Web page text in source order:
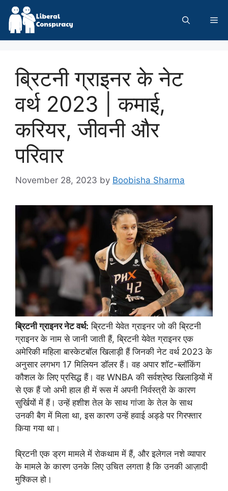
Skip
content
ब्रिटनी ग्राइनर के नेट
वर्थ 2023 | कमाई,
करियर, जीवनी और
परिवार
November 28, 2023 by Boobisha Sharma
ब्रिटनी ग्राइनर नेट वर्थ: ब्रिटनी येवेत ग्राइनर जो की ब्रिटनी
ग्राइनर के नाम से जानी जाती हैं, ब्रिटनी येवेत ग्राइनर एक
अमेरिकी महिला बास्केटबॉल खिलाड़ी हैं जिनकी नेट वर्थ 2023 के
अनुसार लगभग 17 मिलियन डॉलर हैं। वह अपार शॉट-ब्लॉकिंग
कौशल के लिए प्रसिद्ध हैं। वह WNBA की सर्वश्रेष्ठ खिलाड़ियों में
से एक हैं जो अभी हाल ही में रूस में अपनी निर्वस्त्री के कारण
सुर्खियों में हैं। उन्हें हशीश तेल के साथ गांजा के तेल के साथ
उनकी बैग में मिला था, इस कारण उन्हें हवाई अड्डे पर गिरफ्तार
किया गया था।
ब्रिटनी एक ड्रग मामले में रोकथाम में हैं, और इलेगल नशे व्यापार
के मामले के कारण उनके लिए उचित लगता है कि उनकी आज़ादी
मुश्किल हो।